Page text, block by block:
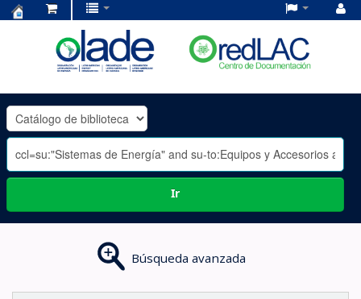
OLADE
-
Ir
Búsqueda avanzada